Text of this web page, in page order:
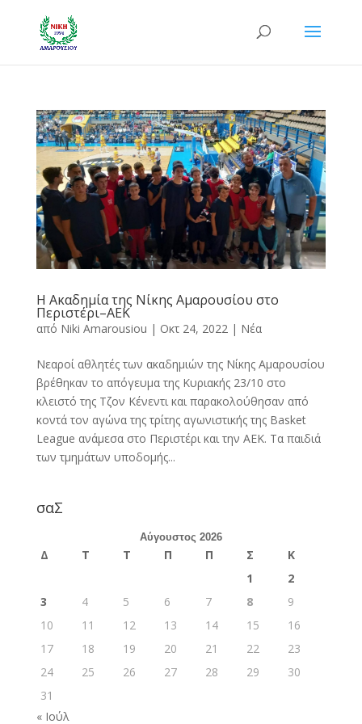
Η Ακαδημία της Νίκης Αμαρουσίου στο
Περιστέρι–ΑΕΚ
από Niki Amarousiou | Οκτ 24, 2022| Νέα
Νεαροί αθλητές των ακαδημιών της Νίκης Αμαρουσίου
βρέθηκαν το απόγευμα της Κυριακής 23/10 στο
κλειστό της Τζον Κένεντι και παρακολούθησαν από
κοντά τον αγώνα της τρίτης αγωνιστικής της Basket
League ανάμεσα στο Περιστέρι και την ΑΕΚ. Τα παιδιά
των τμημάτων υποδομής...
σαΣ
Αύγουστος 2026
Δ Τ Τ Π Π Σ
Κ
1
2
3
4 5 6 7 8
9
10
11 12 13 14 15
16
17
18 19 20 21 22
23
24
25 26 27 28 29
30
31
« Ιούλ